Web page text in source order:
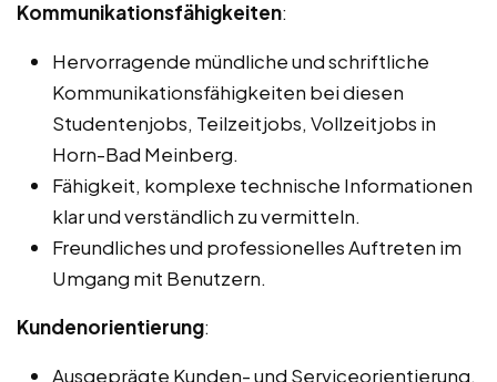
Kommunikationsfähigkeiten:
Hervorragende mündliche und schriftliche
Kommunikationsfähigkeiten bei diesen
Studentenjobs, Teilzeitjobs, Vollzeitjobs in
Horn-Bad Meinberg.
Fähigkeit, komplexe technische Informationen
klar und verständlich zu vermitteln.
Freundliches und professionelles Auftreten im
Umgang mit Benutzern.
Kundenorientierung:
Ausgeprägte Kunden- und Serviceorientierung.